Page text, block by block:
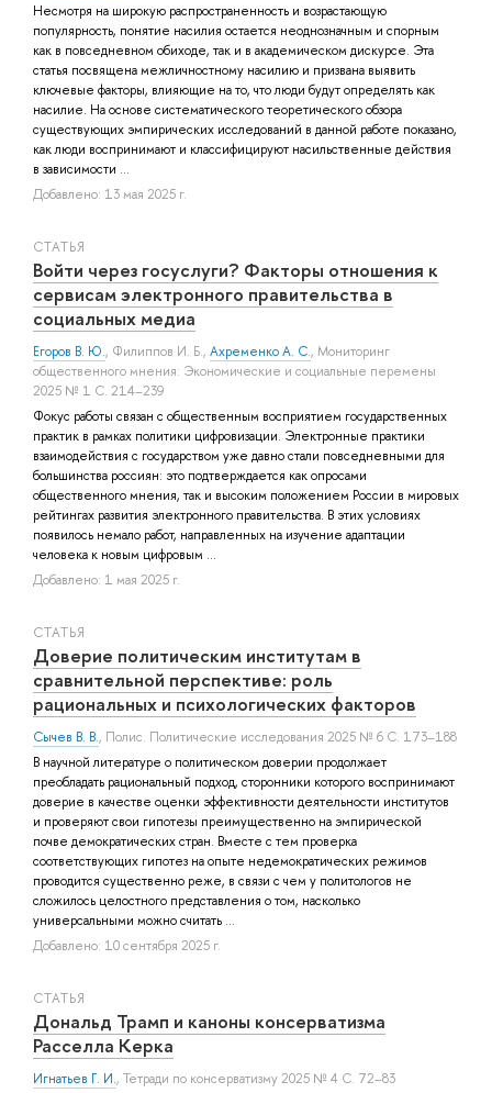
Несмотря на широкую распространенность и возрастающую
популярность, понятие насилия остается неоднозначным и спорным
как в повседневном обиходе, так и в академическом дискурсе. Эта
статья посвящена межличностному насилию и призвана выявить
ключевые факторы, влияющие на то, что люди будут определять как
насилие. На основе систематического теоретического обзора
существующих эмпирических исследований в данной работе показано,
как люди воспринимают и классифицируют насильственные действия
в зависимости ...
Добавлено: 13 мая 2025 г.
СТАТЬЯ
Войти через госуслуги? Факторы отношения к
сервисам электронного правительства в
социальных медиа
Егоров В. Ю., Филиппов И. Б., Ахременко А. С., Мониторинг
общественного мнения: Экономические и социальные перемены
2025 № 1 С. 214–239
Фокус работы связан с общественным восприятием государственных
практик в рамках политики цифровизации. Электронные практики
взаимодействия с государством уже давно стали повседневными для
большинства россиян: это подтверждается как опросами
общественного мнения, так и высоким положением России в мировых
рейтингах развития электронного правительства. В этих условиях
появилось немало работ, направленных на изучение адаптации
человека к новым цифровым ...
Добавлено: 1 мая 2025 г.
СТАТЬЯ
Доверие политическим институтам в
сравнительной перспективе: роль
рациональных и психологических факторов
Сычев В. В., Полис. Политические исследования 2025 № 6 С. 173–188
В научной литературе о политическом доверии продолжает
преобладать рациональный подход, сторонники которого воспринимают
доверие в качестве оценки эффективности деятельности институтов
и проверяют свои гипотезы преимущественно на эмпирической
почве демократических стран. Вместе с тем проверка
соответствующих гипотез на опыте недемократических режимов
проводится существенно реже, в связи с чем у политологов не
сложилось целостного представления о том, насколько
универсальными можно считать ...
Добавлено: 10 сентября 2025 г.
СТАТЬЯ
Дональд Трамп и каноны консерватизма
Расселла Керка
Игнатьев Г. И., Тетради по консерватизму 2025 № 4 С. 72–83